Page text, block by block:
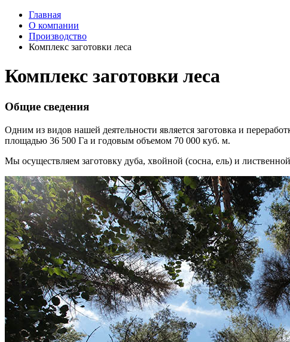
Главная
О компании
Производство
Комплекс заготовки леса
Комплекс заготовки леса
Общие сведения
Одним из видов нашей деятельности является заготовка и
площадью 36 500 Га и годовым объемом 70 000 куб. м.
Мы осуществляем заготовку дуба, хвойной (сосна, ель) и